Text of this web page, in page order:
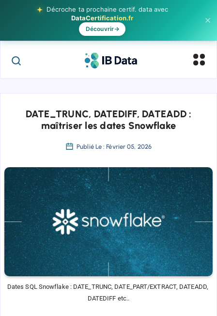
Décroche ta prochaine certif. dataavec
DataCertification.fr
Découvrir
DATE_TRUNC, DATEDIFF, DATEADD :
maîtriser les dates Snowflake
Publié Le : Février 05, 2026
Dates SQL Snowflake : DATE_TRUNC, DATE_PART/EXTRACT, DATEADD,
DATEDIFF etc..